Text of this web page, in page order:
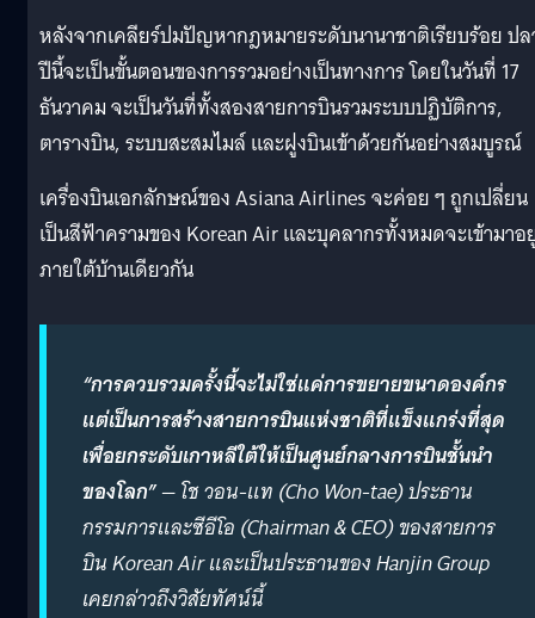
หลังจากเคลียร์ปมปัญหากฎหมายระดับนานาชาติเรียบร้อย ป
ปีนี้จะเป็นขั้นตอนของการรวมอย่างเป็นทางการ โดยในวันที่ 17
ธันวาคม จะเป็นวันที่ทั้งสองสายการบินรวมระบบปฏิบัติการ,
ตารางบิน, ระบบสะสมไมล์ และฝูงบินเข้าด้วยกันอย่างสมบูรณ์
เครื่องบินเอกลักษณ์ของ Asiana Airlines จะค่อย ๆ ถูกเปลี่ยน
เป็นสีฟ้าครามของ Korean Air และบุคลากรทั้งหมดจะเข้ามาอ
ภายใต้บ้านเดียวกัน
“การควบรวมครั้งนี้จะไม่ใช่แค่การขยายขนาดองค์กร
แต่เป็นการสร้างสายการบินแห่งชาติที่แข็งแกร่งที่สุด
เพื่อยกระดับเกาหลีใต้ให้เป็นศูนย์กลางการบินชั้นนำ
ของโลก”— โช วอน-แท (Cho Won-tae) ประธาน
กรรมการและซีอีโอ (Chairman & CEO) ของสายการ
บิน Korean Air และเป็นประธานของ Hanjin Group
เคยกล่าวถึงวิสัยทัศน์นี้